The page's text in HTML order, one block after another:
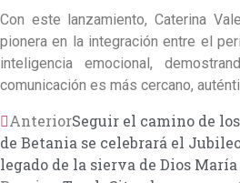
Con este lanzamiento, Caterina
pionera en la integración entre el
inteligencia emocional,
comunicación es más cercano,
AnteriorSeguir el camino de
de Betania se celebrará el
legado de la sierva de Dios María